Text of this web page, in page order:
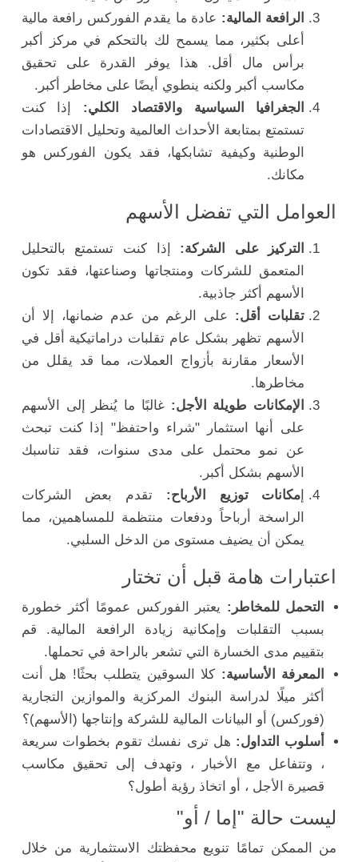
الرافعة المالية: عادة ما يقدم الفوركس رافعة مالية
أعلى بكثير، مما يسمح لك بالتحكم في مركز أكبر
برأس مال أقل. هذا يوفر القدرة على تحقيق
مكاسب أكبر ولكنه ينطوي أيضًا على مخاطر أكبر.
الجغرافيا السياسية والاقتصاد الكلي: إذا كنت
تستمتع بمتابعة الأحداث العالمية وتحليل الاقتصادات
الوطنية وكيفية تشابكها، فقد يكون الفوركس هو
مكانك.
العوامل التي تفضل الأسهم
التركيز على الشركة: إذا كنت تستمتع بالتحليل
المتعمق للشركات ومنتجاتها وصناعتها، فقد تكون
الأسهم أكثر جاذبية.
تقلبات أقل: على الرغم من عدم ضمانها، إلا أن
الأسهم تظهر بشكل عام تقلبات دراماتيكية أقل في
الأسعار مقارنة بأزواج العملات، مما قد يقلل من
مخاطرها.
الإمكانات طويلة الأجل:غالبًا ما يُنظر إلى الأسهم
على أنها استثمار "شراء واحتفظ" إذا كنت تبحث
عن نمو محتمل على مدى سنوات، فقد تناسبك
الأسهم بشكل أكبر.
مكانات توزيع الأرباح: تقدم بعض الشركات
الراسخة أرباحاً ودفعات منتظمة للمساهمين، مما
يمكن أن يضيف مستوى من الدخل السلبي.
اعتبارات هامة قبل أن تختار
التحمل للمخاطر: يعتبر الفوركس عمومًا أكثر خطورة
بسبب التقلبات وإمكانية زيادة الرافعة المالية. قم
بتقييم مدى الخسارة التي تشعر بالراحة في تحملها.
المعرفة الأساسية: كلا السوقين يتطلب بحثًا! هل أنت
أكثر ميلًا لدراسة البنوك المركزية والموازين التجارية
(فوركس) أو البيانات المالية للشركة وإنتاجها (الأسهم)؟
أسلوب التداول: هل ترى نفسك تقوم بخطوات سريعة
، وتتفاعل مع الأخبار ، وتهدف إلى تحقيق مكاسب
قصيرة الأجل ، أو اتخاذ رؤية أطول؟
ليست حالة "إما / أو"
من الممكن تمامًا تنويع محفظتك الاستثمارية من خلال